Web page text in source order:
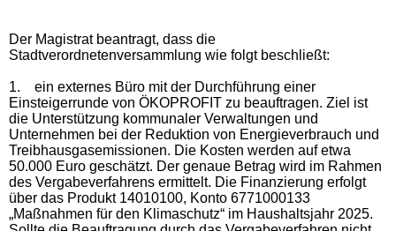
Der Magistrat beantragt, dass die
Stadtverordnetenversammlung wie folgt beschließt:
1.
ein externes Büro mit der Durchführung einer
Einsteigerrunde von ÖKOPROFIT zu beauftragen. Ziel ist
die Unterstützung kommunaler Verwaltungen und
Unternehmen bei der Reduktion von Energieverbrauch und
Treibhausgasemissionen. Die Kosten werden auf etwa
50.000 Euro geschätzt. Der genaue Betrag wird im Rahmen
des Vergabeverfahrens ermittelt. Die Finanzierung erfolgt
über das Produkt 14010100, Konto 6771000133
„Maßnahmen für den Klimaschutz“ im Haushaltsjahr 2025.